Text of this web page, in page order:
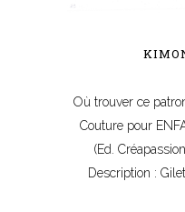
Où trouver ce
Couture pour
(Ed.
Description :